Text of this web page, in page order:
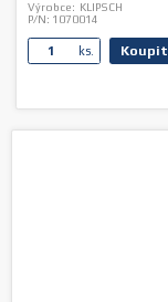
Výrobce: KLIPSCH
P/N: 1070014
ks. Koupit